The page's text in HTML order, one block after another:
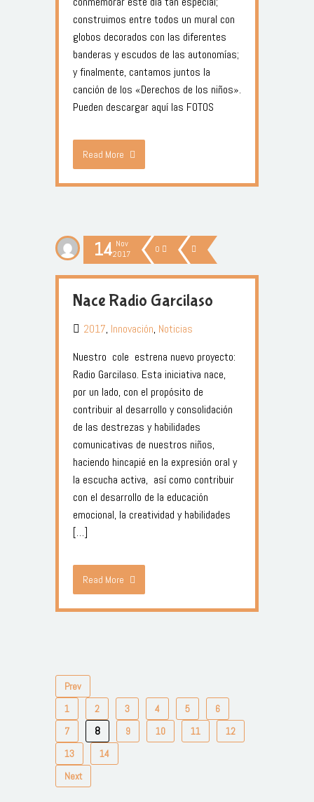
construimos entre todos un mural con
globos decorados con las diferentes
banderas y escudos de las autonomías;
y finalmente, cantamos juntos la
canción de los «Derechos de los niños».
Pueden descargar aquí las FOTOS
Read More
14 Nov
2017
0
Nace Radio Garcilaso
2017, Innovación, Noticias
Nuestro cole estrena nuevo proyecto:
Radio Garcilaso. Esta iniciativa nace,
por un lado, con el propósito de
contribuir al desarrollo y consolidación
de las destrezas y habilidades
comunicativas de nuestros niños,
haciendo hincapié en la expresión oral y
la escucha activa, así como contribuir
con el desarrollo de la educación
emocional, la creatividad y habilidades
[…]
Read More
Prev
1
2 3 4 5
6
7
8 9 10 11
12
13
14
Next